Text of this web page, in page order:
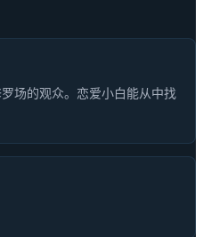
场的观众。恋爱小白能从中找